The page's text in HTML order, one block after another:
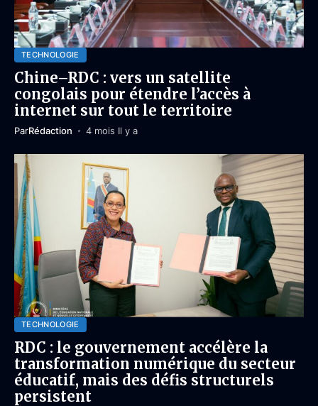
TECHNOLOGIE
Chine–RDC : vers un satellite
congolais pour étendre l’accès à
internet sur tout le territoire
ParRédaction 4 mois Il y a
TECHNOLOGIE
RDC : le gouvernement accélère la
transformation numérique du secteur
éducatif, mais des défis structurels
persistent